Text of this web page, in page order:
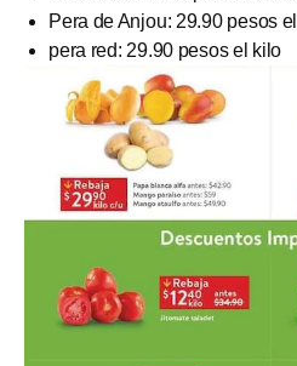
Pera de Anjou: 29.90 pesos
pera red: 29.90 pesos el kilo